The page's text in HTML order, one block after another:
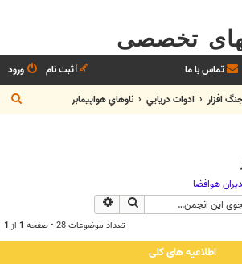
تخصصی
تماس با ما ورود
ثبت نام
افزار ادوات دريايي ناوهاي هواپيمابر
س
هوافضا
جستجو
تعداد موضوعات 28 • صفحه 1 از 1
اطلاعیه های کلی